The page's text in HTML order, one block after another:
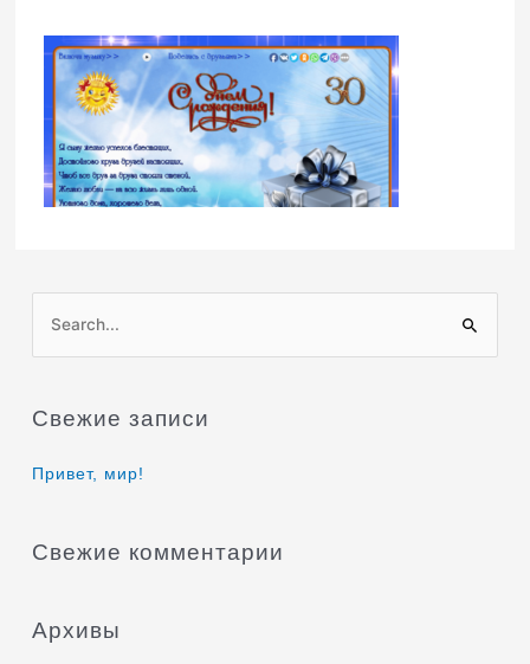
о
с
Свежие записи
Привет, мир!
Свежие комментарии
Архивы